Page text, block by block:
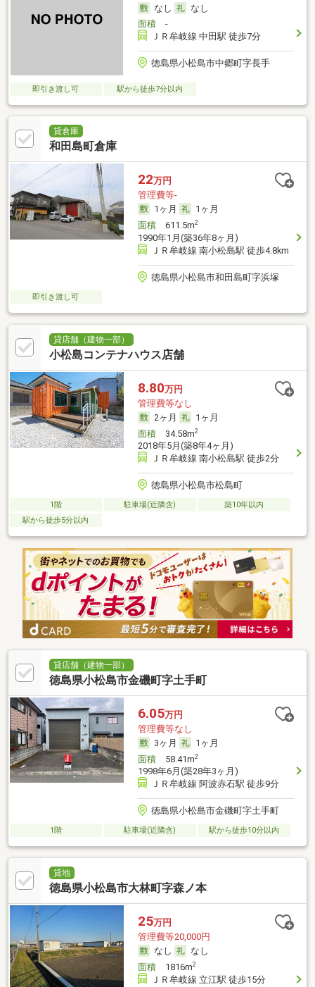
なし
なし
面積-
ＪＲ牟岐線 中田駅 徒歩7分
徳島県小松島市中郷町字長手
即引き渡し可 駅から徒歩7分以内
貸倉庫
和田島町倉庫
22万円
管理費等-
1ヶ月
1ヶ月
面積611.5m2
1990年1月(築36年8ヶ月)
ＪＲ牟岐線 南小松島駅 徒歩4.8km
徳島県小松島市和田島町字浜塚
即引き渡し可
貸店舗（建物一部）
小松島コンテナハウス店舗
8.80万円
管理費等なし
2ヶ月
1ヶ月
面積34.58m2
2018年5月(築8年4ヶ月)
ＪＲ牟岐線 南小松島駅 徒歩2分
徳島県小松島市松島町
1階 駐車場(近隣含)
築10年以内
駅から徒歩5分以内
貸店舗（建物一部）
徳島県小松島市金磯町字土手町
6.05万円
管理費等なし
3ヶ月
1ヶ月
面積58.41m2
1998年6月(築28年3ヶ月)
ＪＲ牟岐線 阿波赤石駅 徒歩9分
徳島県小松島市金磯町字土手町
1階 駐車場(近隣含) 駅から徒歩10分以内
貸地
徳島県小松島市大林町字森ノ本
25万円
管理費等20,000円
なし
なし
面積1816m2
ＪＲ牟岐線 立江駅 徒歩15分